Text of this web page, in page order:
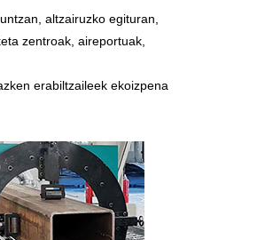
altzairuzko egituran,
zentroak, aireportuak,
erabiltzaileek ekoizpena